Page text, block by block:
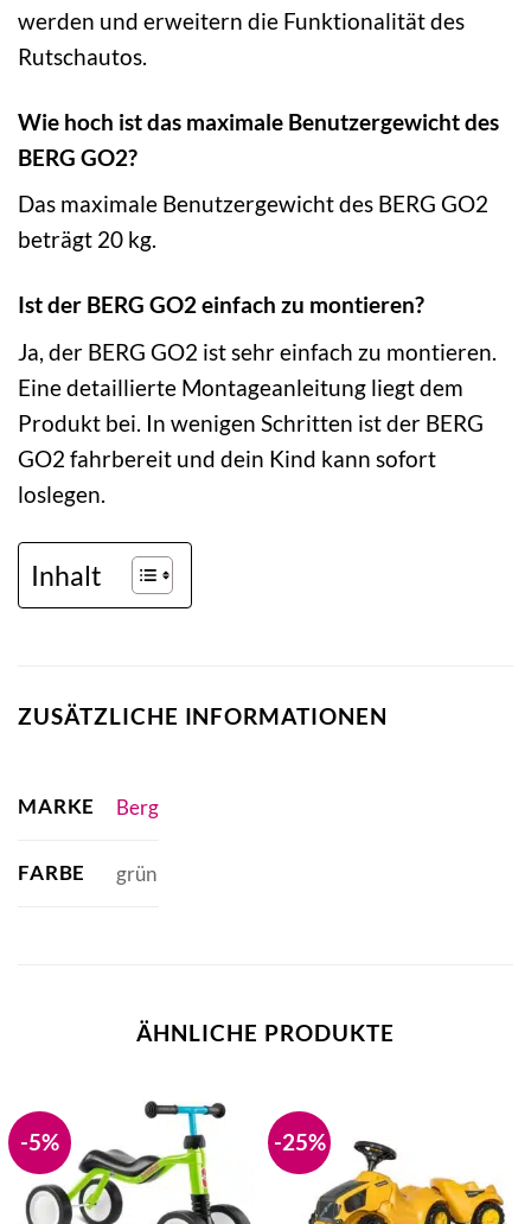
werden und erweitern die Funktionalität des
Rutschautos.
Wie hoch ist das maximale Benutzergewicht des
BERG GO2?
Das maximale Benutzergewicht des BERG GO2
beträgt 20 kg.
Ist der BERG GO2 einfach zu montieren?
Ja, der BERG GO2 ist sehr einfach zu montieren.
Eine detaillierte Montageanleitung liegt dem
Produkt bei. In wenigen Schritten ist der BERG
GO2 fahrbereit und dein Kind kann sofort
loslegen.
Inhalt
ZUSÄTZLICHE INFORMATIONEN
MARKE Berg
FARBE grün
ÄHNLICHE PRODUKTE
-5% -25%